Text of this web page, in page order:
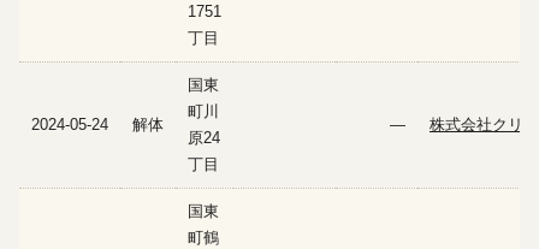
1751
丁目
2024-05-24 解体
国東
町川
原24
丁目
— 株式会社クリ
国東
町鶴